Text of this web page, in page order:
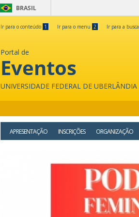
BRASIL
Ir para o conteúdo 1 Ir para o menu 2 Ir para a busca
Portal de
Eventos
UNIVERSIDADE FEDERAL DE UBERLÂNDIA
APRESENTAÇÃO INSCRIÇÕES ORGANIZAÇÃO